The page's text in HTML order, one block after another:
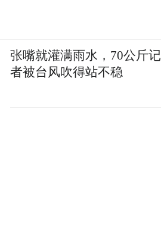
张嘴就灌满雨水，70公斤记
者被台风吹得站不稳